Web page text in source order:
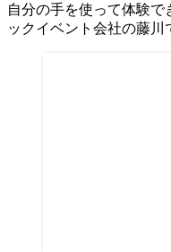
自分の手を使って体験
ックイベント会社の藤川